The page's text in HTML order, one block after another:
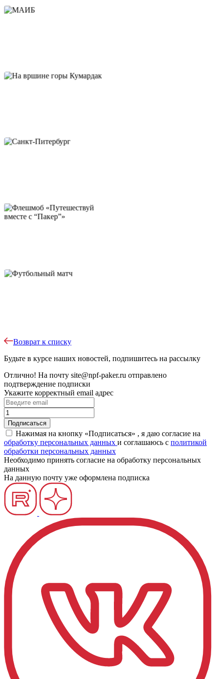
Возврат к списку
Будьте в курсе наших новостей, подпишитесь на рассылку
Отлично! На почту site@npf-paker.ru отправлено
подтверждение подписки
Укажите корректный email адрес
Нажимая на кнопку «Подписаться» , я даю согласие на
обработку персональных данных и соглашаюсь c политикой
обработки персональных данных
Необходимо принять согласие на обработку персональных
данных
На данную почту уже оформлена подписка